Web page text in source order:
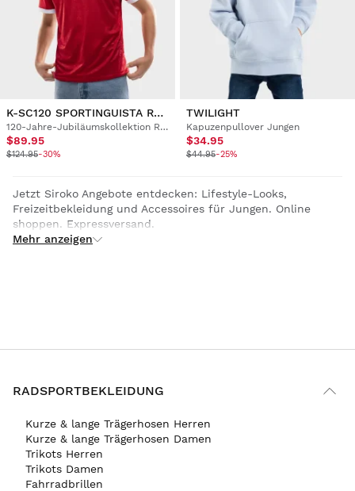
K-SC120 SPORTINGUISTA RED
120-Jahre-Jubiläumskollektion Real Sporting de Gijón Poloshirt Jungen und Mädchen
$89.95
$124.95-30%
TWILIGHT
Kapuzenpullover Jungen
$34.95
$44.95-25%
Jetzt Siroko Angebote entdecken: Lifestyle-Looks,
Freizeitbekleidung und Accessoires für Jungen. Online
shoppen. Expressversand.
Mehr anzeigen
RADSPORTBEKLEIDUNG
Kurze & lange Trägerhosen Herren
Kurze & lange Trägerhosen Damen
Trikots Herren
Trikots Damen
Fahrradbrillen